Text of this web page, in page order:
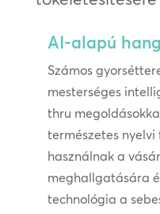
AI-alapú
Számos
mesterséges
thru
természetes nyelvi
használnak a
meghallgatására
technológia a